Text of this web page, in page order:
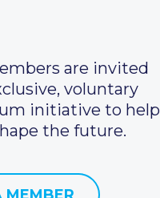
are invited
voluntary
initiative to help
the future.